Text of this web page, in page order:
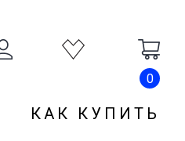
0
КАК КУПИТЬ